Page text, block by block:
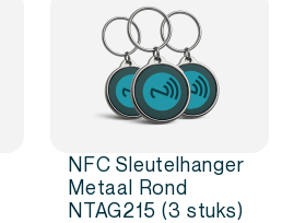
NFC Sleutelhanger
Metaal Rond
NTAG215 (3 stuks)